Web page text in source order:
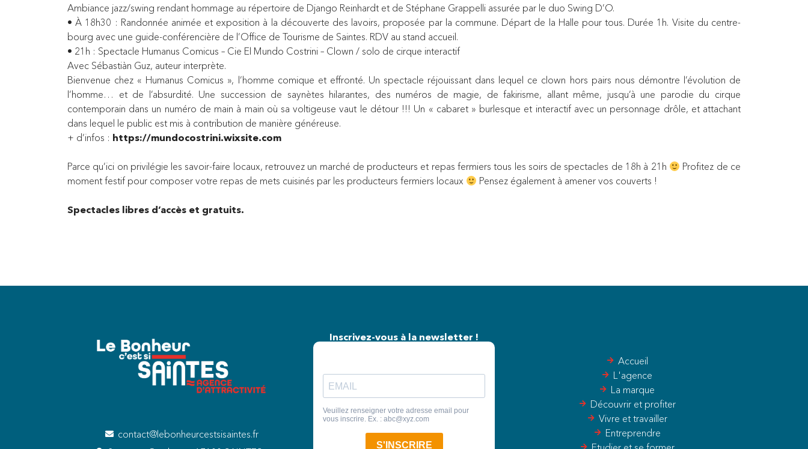
Ambiance jazz/swing rendant hommage au répertoire de Django Reinhardt et de Stéphane Grappelli assurée par le duo Swing D’O.
• À 18h30 : Randonnée animée et exposition à la découverte des lavoirs, proposée par la commune. Départ de la Halle pour tous. Durée 1h. Visite du centre-
bourg avec une guide-conférencière de l’Office de Tourisme de Saintes. RDV au stand accueil.
• 21h : Spectacle Humanus Comicus – Cie El Mundo Costrini – Clown / solo de cirque interactif
Avec Sébastiàn Guz, auteur interprète.
Bienvenue chez « Humanus Comicus », l’homme comique et effronté. Un spectacle réjouissant dans lequel ce clown hors pairs nous démontre l’évolution de
l’homme… et de l’absurdité. Une succession de saynètes hilarantes, des numéros de magie, de fakirisme, allant même, jusqu’à une parodie du cirque
contemporain dans un numéro de main à main où sa voltigeuse vaut le détour !!! Un « cabaret » burlesque et interactif avec un personnage drôle, et attachant
dans lequel le public est mis à contribution de manière généreuse.
+ d’infos : https://mundocostrini.wixsite.com
Parce qu’ici on privilégie les savoir-faire locaux, retrouvez un marché de producteurs et repas fermiers tous les soirs de spectacles de 18h à 21h
Profitez de ce
moment festif pour composer votre repas de mets cuisinés par les producteurs fermiers locaux
Pensez également à amener vos couverts !
Spectacles libres d’accès et gratuits.
contact@lebonheurcestsisaintes.fr
Inscrivez-vous à la newsletter !
Accueil
L'agence
La marque
Découvrir et profiter
Vivre et travailler
Entreprendre